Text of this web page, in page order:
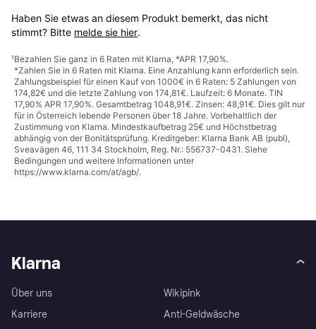
Haben Sie etwas an diesem Produkt bemerkt, das nicht
stimmt? Bitte melde sie hier.
¹Bezahlen Sie ganz in 6 Raten mit Klarna, *APR 17,90%.
*Zahlen Sie in 6 Raten mit Klarna. Eine Anzahlung kann erforderlich sein.
Zahlungsbeispiel für einen Kauf von 1000€ in 6 Raten: 5 Zahlungen von
174,82€ und die letzte Zahlung von 174,81€. Laufzeit: 6 Monate. TIN
17,90% APR 17,90%. Gesamtbetrag 1048,91€. Zinsen: 48,91€. Dies gilt nur
für in Österreich lebende Personen über 18 Jahre. Vorbehaltlich der
Zustimmung von Klarna. Mindestkaufbetrag 25€ und Höchstbetrag
abhängig von der Bonitätsprüfung. Kreditgeber: Klarna Bank AB (publ),
Sveavägen 46, 111 34 Stockholm, Reg. Nr.: 556737-0431. Siehe
Bedingungen und weitere Informationen unter
https://www.klarna.com/at/agb/.
Klarna
Über uns
Karriere
Wikipink
Anti-Geldwäsche